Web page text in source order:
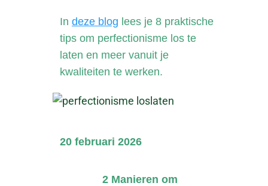
In deze blog lees je 8 praktische
tips om perfectionisme los te
laten en meer vanuit je
kwaliteiten te werken.
20 februari 2026
2 Manieren om